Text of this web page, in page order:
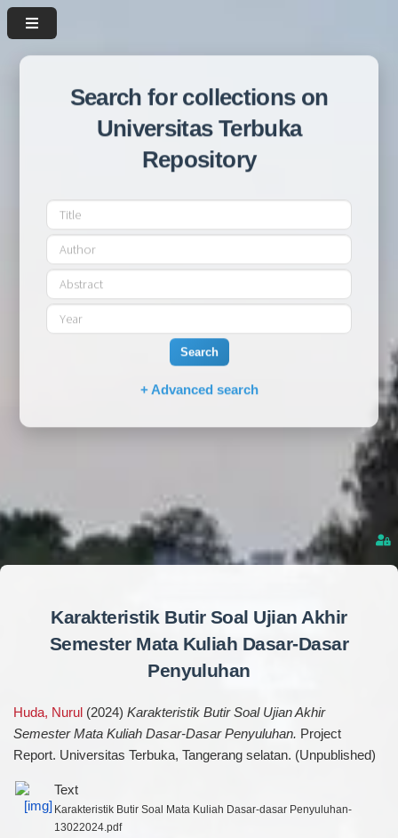
Search for collections on
Universitas Terbuka
Repository
Search
+ Advanced search
Karakteristik Butir Soal Ujian Akhir
Semester Mata Kuliah Dasar-Dasar
Penyuluhan
Huda, Nurul (2024) Karakteristik Butir Soal Ujian Akhir
Semester Mata Kuliah Dasar-Dasar Penyuluhan. Project
Report. Universitas Terbuka, Tangerang selatan. (Unpublished)
Text
Karakteristik Butir Soal Mata Kuliah Dasar-dasar Penyuluhan-
13022024.pdf